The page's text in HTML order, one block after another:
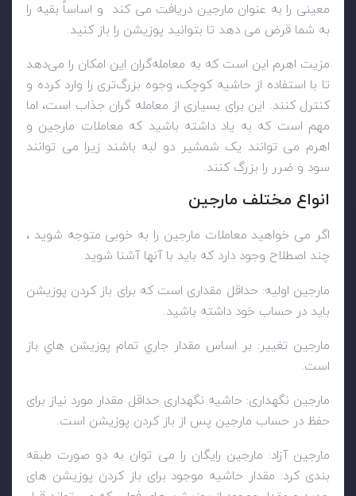
معینی را به عنوان مارجین دریافت می کند و اساساً بقیه را
به شما قرض می دهد تا بتوانید پوزیشن را باز کنید.
مزیت اهرم این است که به معامله‌گران این امکان را می‌دهد
تا با استفاده از حاشیه کوچک، وجوه بزرگ‌تری را وارد کرده و
کنترل کنند. این برای بسیاری از معامله گران جذاب است، اما
مهم است که به یاد داشته باشید که معاملات مارجین و
اهرم می توانند یک شمشیر دو لبه باشند زیرا می توانند
سود و ضرر را بزرگ کنند.
انواع مختلف مارجین
اگر می خواهید معاملات مارجین را به خوبی متوجه شوید ،
چند اصطلاح وجود دارد که باید با آنها آشنا شوید.
مارجین اولیه: حداقل مقداری است که برای باز کردن پوزیشن
باید در حساب خود داشته باشید.
مارجین تغيير: بر اساس مقدار جاري تمام پوزيشن هاي باز
است.
مارجین نگهداری: حاشیه نگهداری حداقل مقدار مورد نیاز برای
حفظ در حساب مارجین پس از باز کردن پوزیشن است.
مارجین آزاد: مارجین رایگان را می توان به دو صورت طبقه
بندی کرد: مقدار حاشیه موجود برای باز کردن پوزیشن های